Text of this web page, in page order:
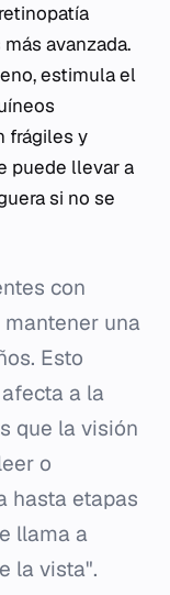
avanzada.
estimula el
frágiles y
puede llevar a
si no se
con
una
Esto
a la
que la visión
o
hasta etapas
llama a
la vista".